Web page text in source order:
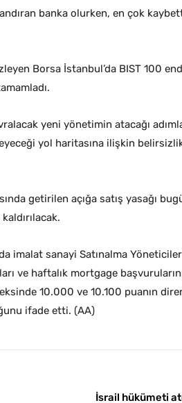
banka olurken, en çok
Borsa İstanbul’da BIST 100
yeni yönetimin atacağı
yol haritasına ilişkin
getirilen açığa satış yasağı
imalat sanayi Satınalma
ve haftalık mortgage
10.000 ve 10.100 puanın
ifade etti. (AA)
İsrail hükümeti